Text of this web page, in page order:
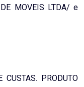
MOVEIS LTDA/ e
CUSTAS. PRODUTO